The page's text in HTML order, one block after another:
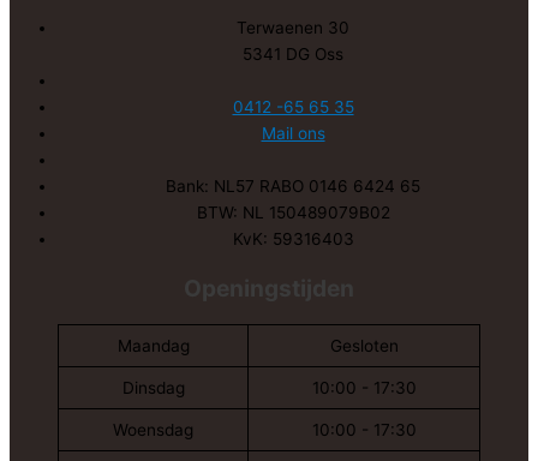
Terwaenen 30
5341 DG Oss
0412 -65 65 35
Mail ons
Bank: NL57 RABO 0146 6424 65
BTW: NL 150489079B02
KvK: 59316403
Maandag Gesloten
Dinsdag 10:00 - 17:30
Woensdag 10:00 - 17:30